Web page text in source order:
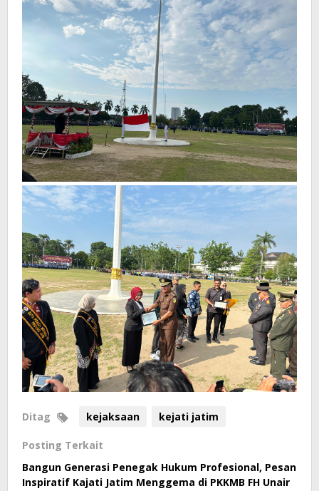
Ditag kejaksaan kejati jatim
Posting Terkait
Bangun Generasi Penegak Hukum Profesional, Pesan
Inspiratif Kajati Jatim Menggema di PKKMB FH Unair